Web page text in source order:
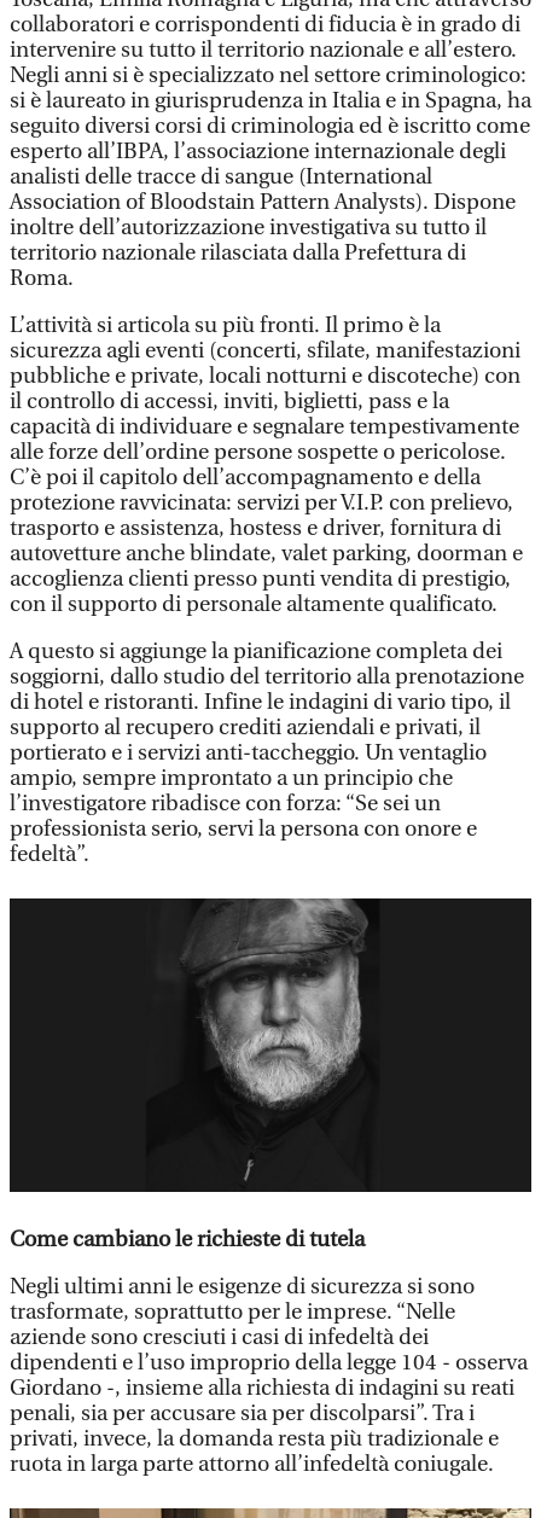
collaboratori e corrispondenti di fiducia è in grado di
intervenire su tutto il territorio nazionale e all’estero.
Negli anni si è specializzato nel settore criminologico:
si è laureato in giurisprudenza in Italia e in Spagna, ha
seguito diversi corsi di criminologia ed è iscritto come
esperto all’IBPA, l’associazione internazionale degli
analisti delle tracce di sangue (International
Association of Bloodstain Pattern Analysts). Dispone
inoltre dell’autorizzazione investigativa su tutto il
territorio nazionale rilasciata dalla Prefettura di
Roma.
L’attività si articola su più fronti. Il primo è la
sicurezza agli eventi (concerti, sfilate, manifestazioni
pubbliche e private, locali notturni e discoteche) con
il controllo di accessi, inviti, biglietti, pass e la
capacità di individuare e segnalare tempestivamente
alle forze dell’ordine persone sospette o pericolose.
C’è poi il capitolo dell’accompagnamento e della
protezione ravvicinata: servizi per V.I.P. con prelievo,
trasporto e assistenza, hostess e driver, fornitura di
autovetture anche blindate, valet parking, doorman e
accoglienza clienti presso punti vendita di prestigio,
con il supporto di personale altamente qualificato.
A questo si aggiunge la pianificazione completa dei
soggiorni, dallo studio del territorio alla prenotazione
di hotel e ristoranti. Infine le indagini di vario tipo, il
supporto al recupero crediti aziendali e privati, il
portierato e i servizi anti-taccheggio. Un ventaglio
ampio, sempre improntato a un principio che
l’investigatore ribadisce con forza: “Se sei un
professionista serio, servi la persona con onore e
fedeltà”.
Come cambiano le richieste di tutela
Negli ultimi anni le esigenze di sicurezza si sono
trasformate, soprattutto per le imprese. “Nelle
aziende sono cresciuti i casi di infedeltà dei
dipendenti e l’uso improprio della legge 104 - osserva
Giordano -, insieme alla richiesta di indagini su reati
penali, sia per accusare sia per discolparsi”. Tra i
privati, invece, la domanda resta più tradizionale e
ruota in larga parte attorno all’infedeltà coniugale.